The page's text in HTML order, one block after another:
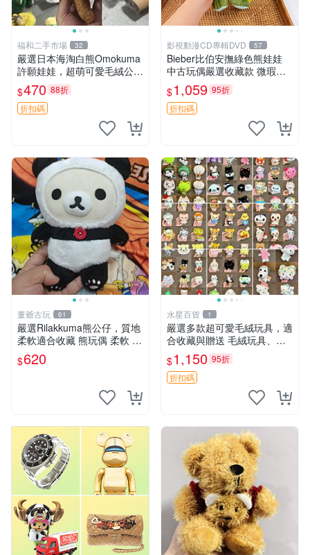
福和二手市場 32
嚴選日本海淘白熊Omokuma
許願娃娃，超萌可愛毛絨公仔
推薦收藏 白熊 Omokuma 毛
絨玩具 偽裝娃娃 玩具擺飾
$470 88折
折扣碼
影視動漫CD專輯DVD 57
Bieber比伯安撫綠色熊娃娃
中古玩偶嚴選收藏款 微瑕輕
度使用 Bieber綠熊娃娃 中古
玩偶 微瑕
$1,059 95折
折扣碼
董爺古玩 61
嚴選Rilakkuma熊公仔，質地
柔軟適合收藏 熊玩偶 柔軟 公
仔 收藏
$620
水星百貨 1
嚴選多款超可愛毛絨玩具，適
合收藏與贈送 毛絨玩具、抱
枕、公仔
$1,150 95折
折扣碼